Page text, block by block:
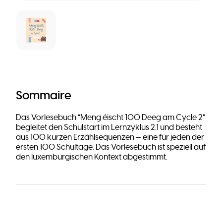
Sommaire
Das Vorlesebuch “Meng éischt 100 Deeg am Cycle 2”
begleitet den Schulstart im Lernzyklus 2.1 und besteht
aus 100 kurzen Erzählsequenzen — eine für jeden der
ersten 100 Schultage. Das Vorlesebuch ist speziell auf
den luxemburgischen Kontext abgestimmt.